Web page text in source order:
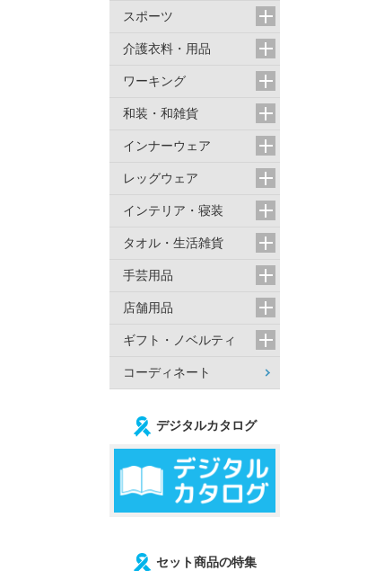
スポーツ
介護衣料・用品
ワーキング
和装・和雑貨
インナーウェア
レッグウェア
インテリア・寝装
タオル・生活雑貨
手芸用品
店舗用品
ギフト・ノベルティ
コーディネート
デジタルカタログ
セット商品の特集